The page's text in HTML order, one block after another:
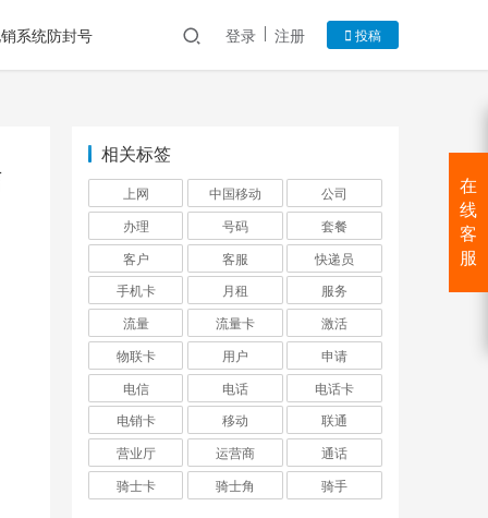
系统防封号 登录 注册 投稿
相关标签
上网 中国移动
公司
办理
号码
套餐
客户
客服
快递员
手机卡
月租
服务
流量
流量卡
激活
物联卡
用户
申请
电信
电话
电话卡
电销卡
移动
联通
营业厅
运营商
通话
骑士卡
骑士角 骑手
在
线
客
服